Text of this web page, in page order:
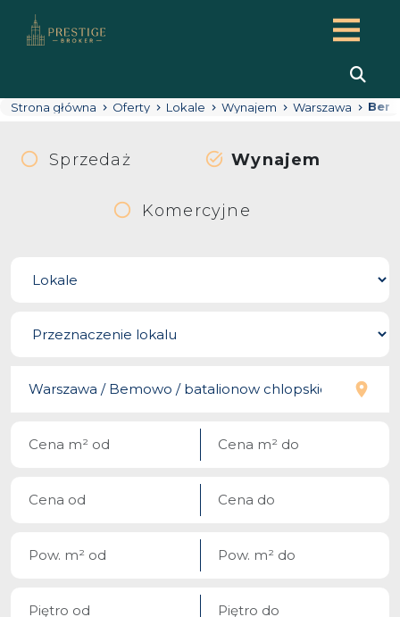
Strona główna Oferty Lokale Wynajem Warszawa
Sprzedaż Wynajem
Komercyjne